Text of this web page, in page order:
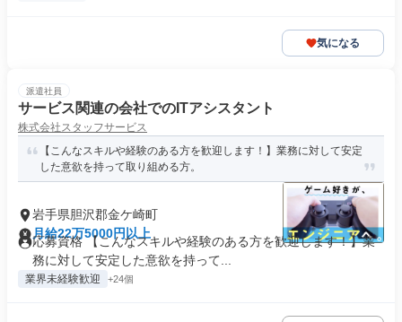
気になる
派遣社員
サービス関連の会社でのITアシスタント
株式会社スタッフサービス
【こんなスキルや経験のある方を歓迎します！】業務に対して安定
した意欲を持って取り組める方。
岩手県胆沢郡金ケ崎町
月給22万5000円以上
応募資格 【こんなスキルや経験のある方を歓迎します！】業
務に対して安定した意欲を持って...
業界未経験歓迎 +24個